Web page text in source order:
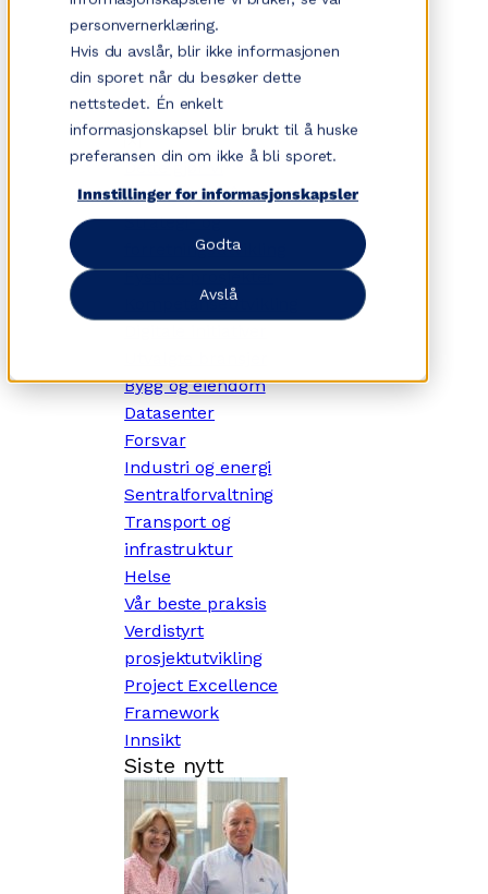
personvernerklæring.
Hvis du avslår, blir ikke informasjonen
din sporet når du besøker dette
nettstedet. Én enkelt
informasjonskapsel blir brukt til å huske
preferansen din om ikke å bli sporet.
Innstillinger for informasjonskapsler
Godta
Avslå
✕
Dette gjør vi
Tjenesteområder
Strategi- og
forretningsutvikling
Fysiske prosjekter
Kompetanseutvikling
Bygg og eiendom
Datasenter
Forsvar
Industri og energi
Sentralforvaltning
Transport og
infrastruktur
Helse
Vår beste praksis
Verdistyrt
prosjektutvikling
Project Excellence
Framework
Innsikt
Siste nytt